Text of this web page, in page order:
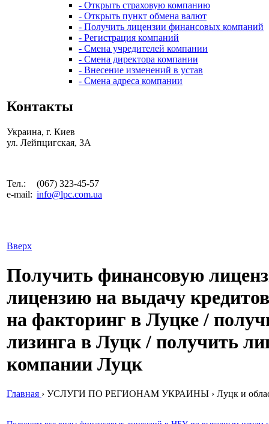
- Открыть страховую компанию
- Открыть пункт обмена валют
- Получить лицензии финансовых компаний
- Регистрация компаний
- Смена учредителей компании
- Смена директора компании
- Внесение изменений в устав
- Смена адреса компании
Контакты
Украина, г. Киев
ул. Лейпцигская, 3А
Тел.:
(067) 323-45-57
e-mail: info@lpc.com.ua
Вверх
Получить финансовую
лицензию на выдачу
на факторинг в Луцке /
лизинга в Луцк / получить
компании Луцк
Главная › УСЛУГИ ПО РЕГИОНАМ УКРАИНЫ › Луцк и